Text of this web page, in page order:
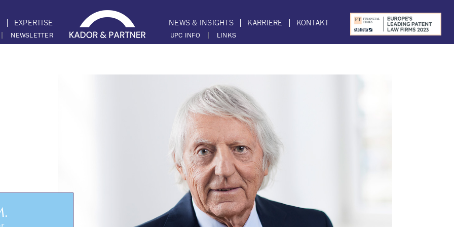
EXPERTISE NEWS & INSIGHTS KARRIERE KONTAKT
NEWSLETTER UPC INFO LINKS